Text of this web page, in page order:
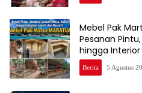
Mebel Pak
Pesanan
hingga
Berita 5 Agustus